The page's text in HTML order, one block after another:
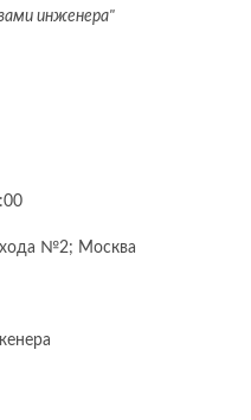
инженера"
№2; Москва